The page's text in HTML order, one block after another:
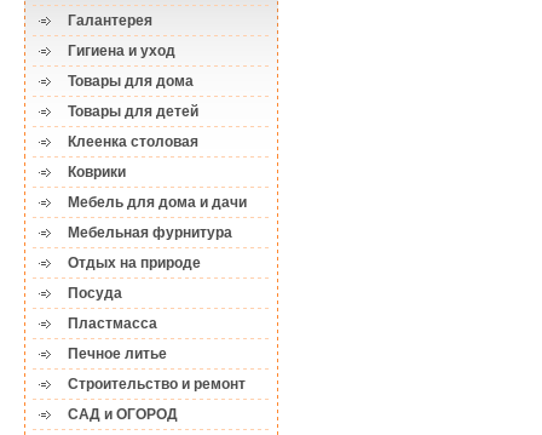
Галантерея
Гигиена и уход
Товары для дома
Товары для детей
Клеенка столовая
Коврики
Мебель для дома и дачи
Мебельная фурнитура
Отдых на природе
Посуда
Пластмасса
Печное литье
Строительство и ремонт
САД и ОГОРОД